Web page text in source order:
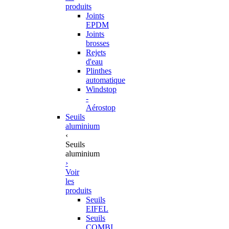
produits
Joints
EPDM
Joints
brosses
Rejets
d'eau
Plinthes
automatique
Windstop
-
Aérostop
Seuils
aluminium
‹
Seuils
aluminium
›
Voir
les
produits
Seuils
EIFEL
Seuils
COMBI